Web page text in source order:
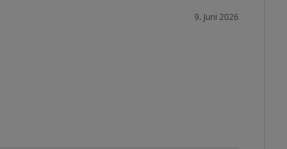
9. Juni 2026